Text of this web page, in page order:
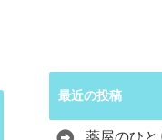
最近の投稿
薬屋のひ